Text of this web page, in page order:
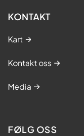
KONTAKT
Kart
Kontakt oss
Media
FØLG OSS